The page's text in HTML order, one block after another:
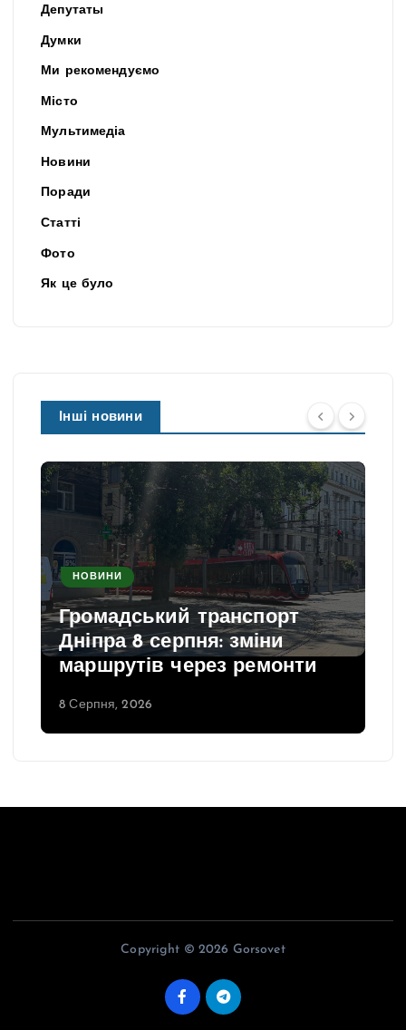
Депутаты
Думки
Ми рекомендуємо
Місто
Мультимедіа
Новини
Поради
Статті
Фото
Як це було
Інші новини
НОВИНИ
Громадський транспорт
Дніпра 8 серпня: зміни
маршрутів через ремонти
8 Серпня, 2026
Copyright © 2026 Gorsovet